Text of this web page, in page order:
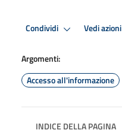
Condividi Vedi azioni
Argomenti:
Accesso all'informazione
INDICE DELLA PAGINA